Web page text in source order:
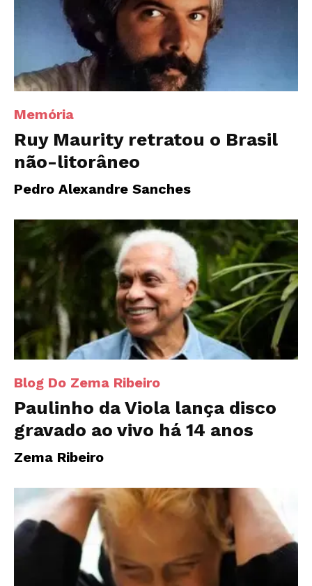
Memória
Ruy Maurity retratou o Brasil
não-litorâneo
Pedro Alexandre Sanches
Blog Do Zema Ribeiro
Paulinho da Viola lança disco
gravado ao vivo há 14 anos
Zema Ribeiro